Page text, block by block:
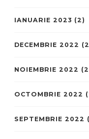
IANUARIE 2023 (2)
DECEMBRIE 2022
NOIEMBRIE 2022
OCTOMBRIE 2022
SEPTEMBRIE 2022